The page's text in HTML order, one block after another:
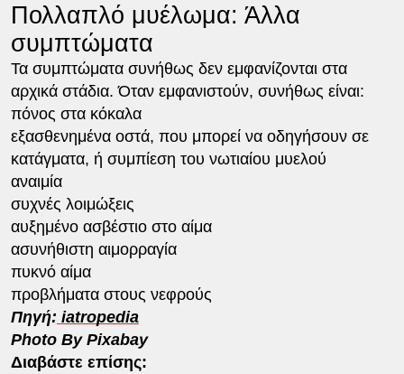
Πολλαπλό μυέλωμα: Άλλα
συμπτώματα
Τα συμπτώματα συνήθως δεν εμφανίζονται στα
αρχικά στάδια. Όταν εμφανιστούν, συνήθως είναι:
πόνος στα κόκαλα
εξασθενημένα οστά, που μπορεί να οδηγήσουν σε
κατάγματα, ή συμπίεση του νωτιαίου μυελού
αναιμία
συχνές λοιμώξεις
αυξημένο ασβέστιο στο αίμα
ασυνήθιστη αιμορραγία
πυκνό αίμα
προβλήματα στους νεφρούς
Πηγή: iatropedia
Photo By Pixabay
Διαβάστε επίσης: